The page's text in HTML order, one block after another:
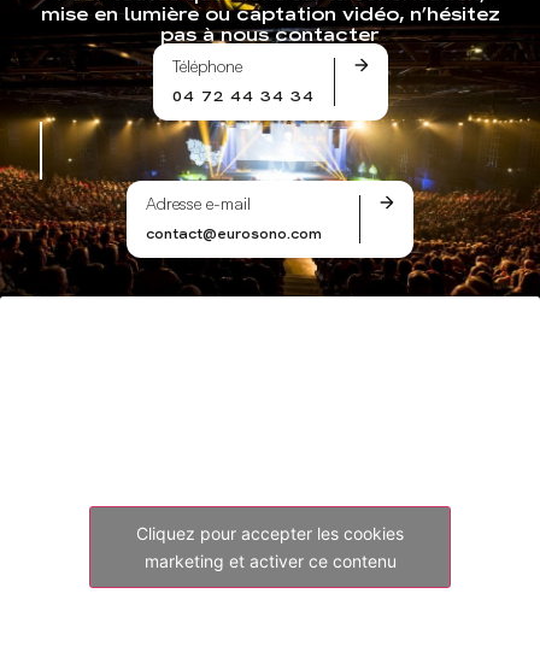
mise en lumière ou captation vidéo, n’hésitez
pas à nous contacter
Téléphone
04 72 44 34 34
Adresse e-mail
contact@eurosono.com
Cliquez pour accepter les cookies
marketing et activer ce contenu